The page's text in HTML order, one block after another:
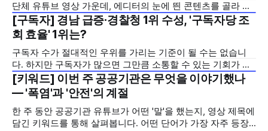
니다. '빠르지만
단체 유튜브 영상 가운데, 에디터의 눈에 띈 콘텐츠를 골라 그
시도와 의미를 들여다보는 코너입니다. 조회수 순위표 맨 위에
오르지는 못했지만, 다른 채널이 가지 않은 길을 택한 콘텐츠
를 소개합니다. 이번 주는 특정 영상 한 편이 아니라, 채널 하나
의 '변화'를 이야기하려
2026년 7월 5주
[구독자] 경남 급증·경찰청 1위 수성, '구독자당 조
회 효율' 1위는?
구독자 수가 절대적인 우위를 가리는 기준이 될 수는 없습니
다. 하지만 구독자가 많으면 그만큼 소통할 수 있는 기회가 많
아집니다. 소통은 곧 채널의 신뢰로 이어집니다. 억지로 구독
자를 확보하기보다는 소통하는, 그래서 충성도 높은 구독자를
다수 확보하길 바라는 마음을 담아, 중앙행정기관과 광역자치
단체 유튜브 채널의 구독자를 월 단위로 분석합니다. 중앙행정
기관과 광역자치단체 유튜브 채널의 구독자를 통합하여
2026년 7월 5주
[키워드] 이번 주 공공기관은 무엇을 이야기했나
— '폭염'과 '안전'의 계절
한 주 동안 공공기관 유튜브가 어떤 '말'을 했는지, 영상 제목에
담긴 키워드를 통해 살펴봅니다. 어떤 단어가 가장 자주 등장